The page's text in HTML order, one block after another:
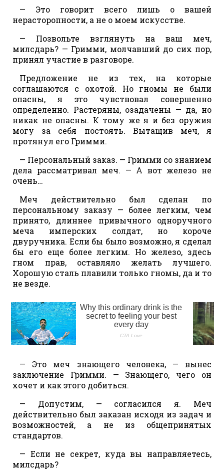
— Это говорит всего лишь о вашей
нерасторопности, а не о моем искусстве.
— Позвольте взглянуть на ваш меч,
милсдарь? — Гримми, молчавший до сих пор,
принял участие в разговоре.
Предложение не из тех, на которые
соглашаются с охотой. Но гномы не были
опасны, я это чувствовал совершенно
определенно. Растеряны, озадачены — да, но
никак не опасны. К тому же я и без оружия
могу за себя постоять. Вытащив меч, я
протянул его Гримми.
— Персональный заказ. — Гримми со знанием
дела рассматривал меч. — А вот железо не
очень…
Меч действительно был сделан по
персональному заказу — более легким, чем
принято, длиннее привычного одноручного
меча имперских солдат, но короче
двуручника. Если бы было возможно, я сделал
бы его еще более легким. Но железо, здесь
гном прав, оставляло желать лучшего.
Хорошую сталь плавили только гномы, да и то
не везде.
— Это меч знающего человека, — вынес
заключение Гримми. — Знающего, чего он
хочет и как этого добиться.
— Допустим, — согласился я. Меч
действительно был заказан исходя из задач и
возможностей, а не из общепринятых
стандартов.
— Если не секрет, куда вы направляетесь,
милсдарь?